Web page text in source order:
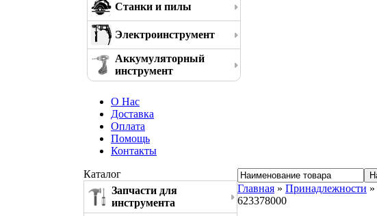
Станки и пилы
Электроинструмент
Аккумуляторный
инструмент
О Нас
Доставка
Оплата
Помощь
Контакты
Каталог
Запчасти для
инструмента
Главная » Принадлежности »
623378000